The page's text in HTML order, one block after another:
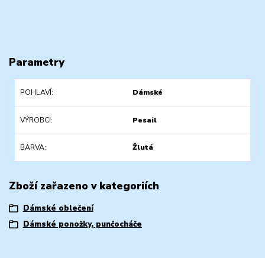
Parametry
POHLAVÍ Dámské
VÝROBCI Pesail
BARVA Žlutá
Zboží zařazeno v kategoriích
Dámské oblečení
Dámské ponožky, punčocháče